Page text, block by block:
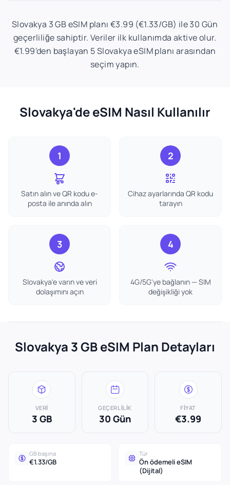
Slovakya 3 GB eSIM planı €3.99 (€1.33/GB) ile 30 Gün
geçerliliğe sahiptir. Veriler ilk kullanımda aktive olur.
€1.99'den başlayan 5 Slovakya eSIM planı arasından
seçim yapın.
Slovakya'de eSIM Nasıl Kullanılır
1
Satın alın ve QR kodu e-
posta ile anında alın
2
Cihaz ayarlarında QR kodu
tarayın
3
Slovakya'e varın ve veri
dolaşımını açın
4
4G/5G'ye bağlanın — SIM
değişikliği yok
Slovakya 3 GB eSIM Plan Detayları
VERI
3 GB
GEÇERLILIK
30 Gün
FIYAT
€3.99
GB başına
€1.33/GB
Tür
Ön ödemeli eSIM
(Dijital)